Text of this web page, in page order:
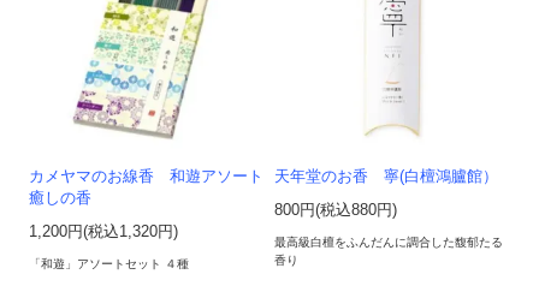
カメヤマのお線香 和遊アソート
癒しの香
1,200円(税込1,320円)
「和遊」アソートセット ４種
天年堂のお香 寧(白檀鴻臚館）
800円(税込880円)
最高級白檀をふんだんに調合した馥郁たる
香り